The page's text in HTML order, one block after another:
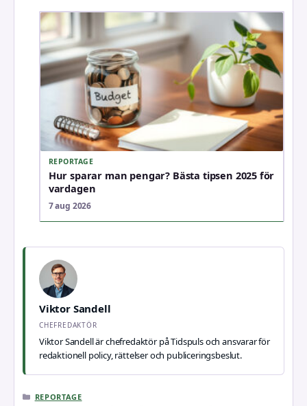
REPORTAGE
Hur sparar man pengar? Bästa tipsen 2025 för
vardagen
7 aug 2026
Viktor Sandell
CHEFREDAKTÖR
Viktor Sandell är chefredaktör på Tidspuls och ansvarar för
redaktionell policy, rättelser och publiceringsbeslut.
KATEGORIER
REPORTAGE